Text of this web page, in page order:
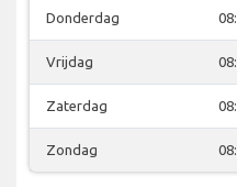
Donderdag
Vrijdag
Zaterdag
Zondag